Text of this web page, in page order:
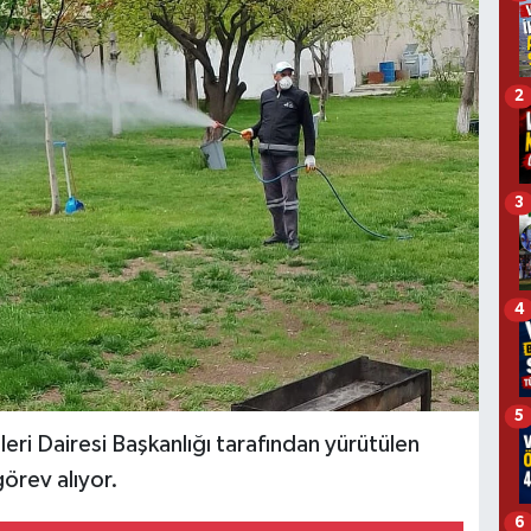
Dairesi Başkanlığı tarafından yürütülen
alıyor.
2
3
4
5
6